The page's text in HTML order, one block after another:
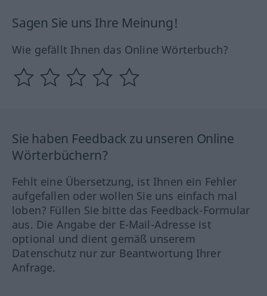
Sagen Sie uns Ihre Meinung!
Wie gefällt Ihnen das Online Wörterbuch?
Sie haben Feedback zu unseren Online
Wörterbüchern?
Fehlt eine Übersetzung, ist Ihnen ein Fehler
aufgefallen oder wollen Sie uns einfach mal
loben? Füllen Sie bitte das Feedback-Formular
aus. Die Angabe der E-Mail-Adresse ist
optional und dient gemäß unserem
Datenschutz nur zur Beantwortung Ihrer
Anfrage.